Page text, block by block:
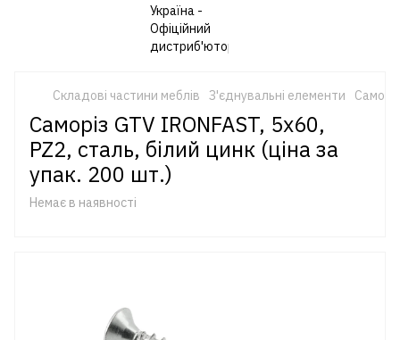
Складові частини меблів З'єднувальні елементи
Саморіз GTV IRONFAST, 5x60,
PZ2, сталь, білий цинк (ціна за
упак. 200 шт.)
Немає в наявності